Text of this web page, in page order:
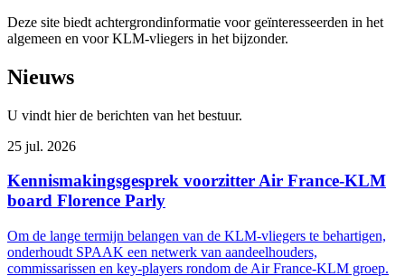
Deze site biedt achtergrondinformatie voor geïnteresseerden in het
algemeen en voor KLM-vliegers in het bijzonder.
Nieuws
U vindt hier de berichten van het bestuur.
25 jul. 2026
Kennismakingsgesprek voorzitter Air France-KLM
board Florence Parly
Om de lange termijn belangen van de KLM-vliegers te behartigen,
onderhoudt SPAAK een netwerk van aandeelhouders,
commissarissen en key-players rondom de Air France-KLM groep.